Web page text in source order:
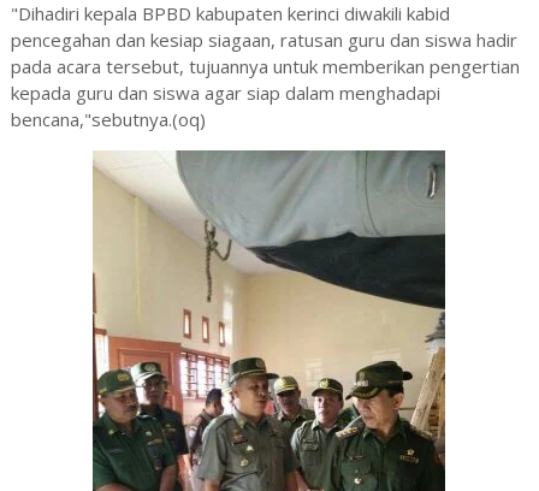
"Dihadiri kepala BPBD kabupaten kerinci diwakili kabid
pencegahan dan kesiap siagaan, ratusan guru dan siswa hadir
pada acara tersebut, tujuannya untuk memberikan pengertian
kepada guru dan siswa agar siap dalam menghadapi
bencana,"sebutnya.(oq)